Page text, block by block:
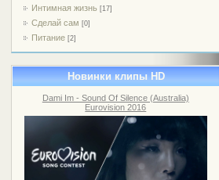
Интимная жизнь [17]
Сделай сам [0]
Питание [2]
Новинки клипы HD
Dami Im - Sound Of Silence (Australia)
Eurovision 2016